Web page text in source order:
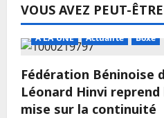
VOUS AVEZ PEUT-
A LA UNE Actualité Boxe
Fédération Béninoise
Léonard Hinvi
mise sur la continuité